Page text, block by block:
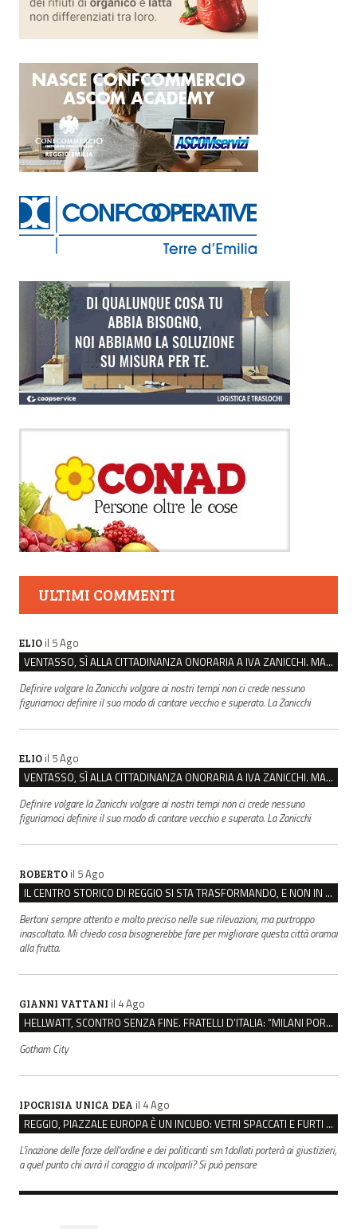
ULTIMI COMMENTI
ELIO il 5 Ago
VENTASSO, SÌ ALLA CITTADINANZA ONORARIA A IVA ZANICCHI. MA BARGIACCHI: “È DI PESSIMO GUSTO”
Definire volgare la Zanicchi volgare ai nostri tempi non ci crede nessuno
figuriamoci definire il suo modo di cantare vecchio e superato. La Zanicchi
ELIO il 5 Ago
VENTASSO, SÌ ALLA CITTADINANZA ONORARIA A IVA ZANICCHI. MA BARGIACCHI: “È DI PESSIMO GUSTO”
Definire volgare la Zanicchi volgare ai nostri tempi non ci crede nessuno
figuriamoci definire il suo modo di cantare vecchio e superato. La Zanicchi
ROBERTO il 5 Ago
IL CENTRO STORICO DI REGGIO SI STA TRASFORMANDO, E NON IN MEGLIO
Bertoni sempre attento e molto preciso nelle sue rilevazioni, ma purtroppo
inascoltato. Mi chiedo cosa bisognerebbe fare per migliorare questa città oramai
alla frutta.
GIANNI VATTANI il 4 Ago
HELLWATT, SCONTRO SENZA FINE. FRATELLI D’ITALIA: “MILANI PORTA DOCUMENTI, DE FRANCO INSULTI”
Gotham City
IPOCRISIA UNICA DEA il 4 Ago
REGGIO, PIAZZALE EUROPA È UN INCUBO: VETRI SPACCATI E FURTI SULLE AUTO IN SOSTA
L'inazione delle forze dell'ordine e dei politicanti sm1dollati porterà ai giustizieri,
a quel punto chi avrà il coraggio di incolparli? Si può pensare